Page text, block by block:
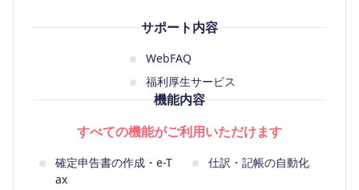
サポート内容
WebFAQ
福利厚生サービス
機能内容
すべての機能がご利用いただけます
確定申告書の作成・e-T
ax
仕訳・記帳の自動化